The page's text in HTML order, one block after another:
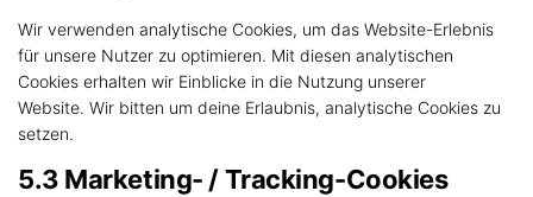
Wir verwenden analytische Cookies, um das Website-Erlebnis
für unsere Nutzer zu optimieren. Mit diesen analytischen
Cookies erhalten wir Einblicke in die Nutzung unserer
Website. Wir bitten um deine Erlaubnis, analytische Cookies zu
setzen.
5.3 Marketing- / Tracking-Cookies